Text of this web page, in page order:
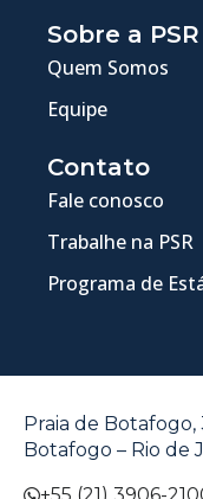
Sobre a PSR
Quem Somos
Equipe
Contato
Fale conosco
Trabalhe na PSR
Programa de
Praia de Botafogo,
Botafogo – Rio de